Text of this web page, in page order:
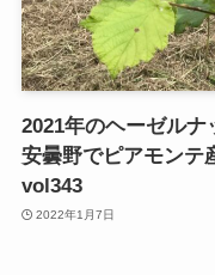
2021年のヘーゼル
安曇野でピアモン
vol343
2022年1月7日